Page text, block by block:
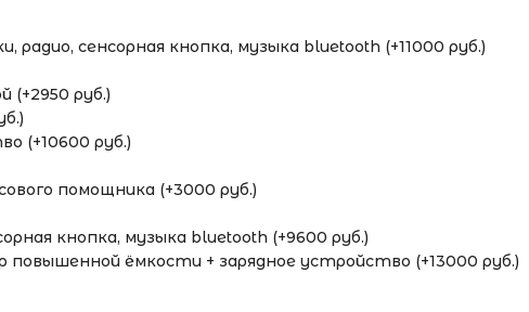
радио, сенсорная кнопка, музыка bluetooth (+11000 руб.)
(+2950 руб.)
(+10600 руб.)
помощника (+3000 руб.)
кнопка, музыка bluetooth (+9600 руб.)
ёмкости + зарядное устройство (+13000 руб.)